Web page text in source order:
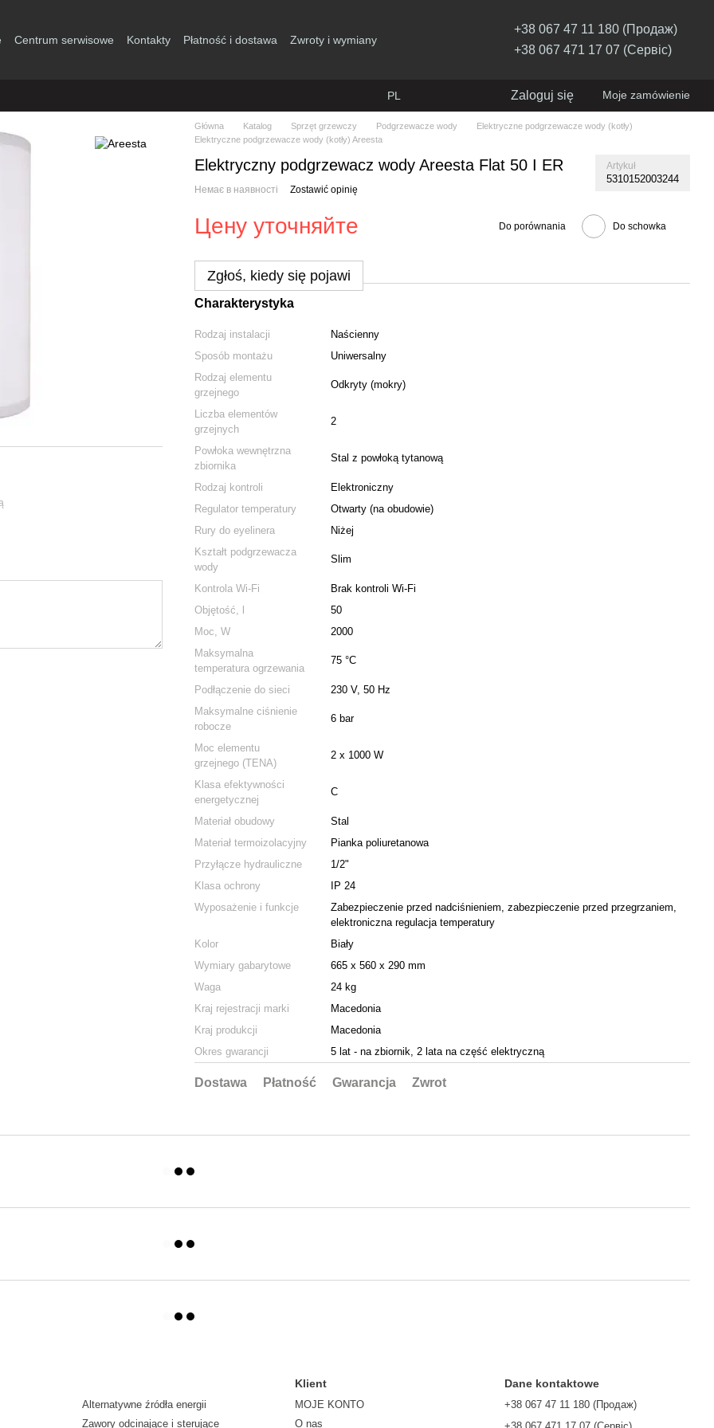
Centrum serwisowe Kontakty Płatność i dostawa
Zwroty i wymiany
+38 067 47 11 180 (Продаж)
+38 067 471 17 07 (Сервіс)
PL Zaloguj się Moje zamówienie
Główna Katalog Sprzęt grzewczy Podgrzewacze wody
Elektryczne podgrzewacze wody (kotły)
Elektryczne podgrzewacze wody (kotły) Areesta
Elektryczny podgrzewacz wody Areesta Flat 50 I ER Artykuł
5310152003244
Немає в наявності Zostawić opinię
Цену уточняйте Do porównania Do schowka
Zgłoś, kiedy się pojawi
Charakterystyka
Rodzaj instalacji
Naścienny
Sposób montażu
Uniwersalny
Rodzaj elementu
grzejnego
Odkryty (mokry)
Liczba elementów
grzejnych
2
Powłoka wewnętrzna
zbiornika
Stal z powłoką tytanową
Rodzaj kontroli
Elektroniczny
Regulator temperatury
Otwarty (na obudowie)
Rury do eyelinera
Niżej
Kształt podgrzewacza
wody
Slim
Kontrola Wi-Fi
Brak kontroli Wi-Fi
Objętość, l
50
Moc, W
2000
Maksymalna
temperatura ogrzewania
75 °С
Podłączenie do sieci
230 V, 50 Hz
Maksymalne ciśnienie
robocze
6 bar
Moc elementu
grzejnego (TENA)
2 x 1000 W
Klasa efektywności
energetycznej
С
Materiał obudowy
Stal
Materiał termoizolacyjny
Pianka poliuretanowa
Przyłącze hydrauliczne
1/2"
Klasa ochrony
IP 24
Wyposażenie i funkcje
Zabezpieczenie przed nadciśnieniem, zabezpieczenie przed przegrzaniem,
elektroniczna regulacja temperatury
Kolor
Biały
Wymiary gabarytowe
665 x 560 x 290 mm
Waga
24 kg
Kraj rejestracji marki
Macedonia
Kraj produkcji
Macedonia
Okres gwarancji
5 lat - na zbiornik, 2 lata na część elektryczną
Dostawa Płatność Gwarancja Zwrot
Alternatywne źródła energii
Zawory odcinające i sterujące
Klient
MOJE KONTO
O nas
Dane kontaktowe
+38 067 47 11 180 (Продаж)